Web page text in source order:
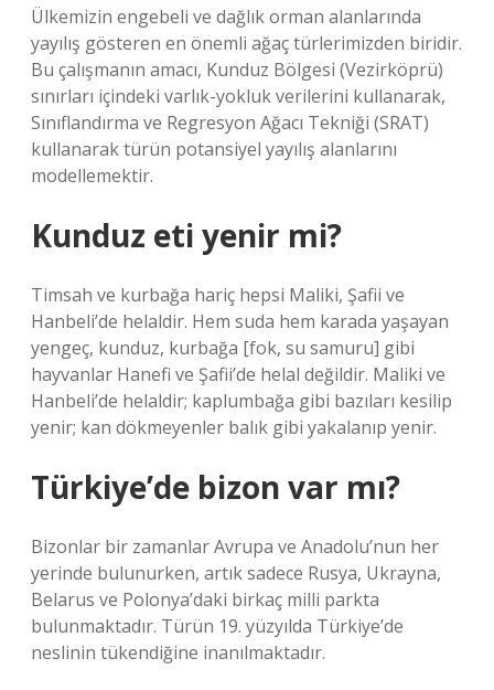
Ülkemizin engebeli ve dağlık orman alanlarında
yayılış gösteren en önemli ağaç türlerimizden biridir.
Bu çalışmanın amacı, Kunduz Bölgesi (Vezirköprü)
sınırları içindeki varlık-yokluk verilerini kullanarak,
Sınıflandırma ve Regresyon Ağacı Tekniği (SRAT)
kullanarak türün potansiyel yayılış alanlarını
modellemektir.
Kunduz eti yenir mi?
Timsah ve kurbağa hariç hepsi Maliki, Şafii ve
Hanbeli’de helaldir. Hem suda hem karada yaşayan
yengeç, kunduz, kurbağa [fok, su samuru] gibi
hayvanlar Hanefi ve Şafii’de helal değildir. Maliki ve
Hanbeli’de helaldir; kaplumbağa gibi bazıları kesilip
yenir; kan dökmeyenler balık gibi yakalanıp yenir.
Türkiye’de bizon var mı?
Bizonlar bir zamanlar Avrupa ve Anadolu’nun her
yerinde bulunurken, artık sadece Rusya, Ukrayna,
Belarus ve Polonya’daki birkaç milli parkta
bulunmaktadır. Türün 19. yüzyılda Türkiye’de
neslinin tükendiğine inanılmaktadır.